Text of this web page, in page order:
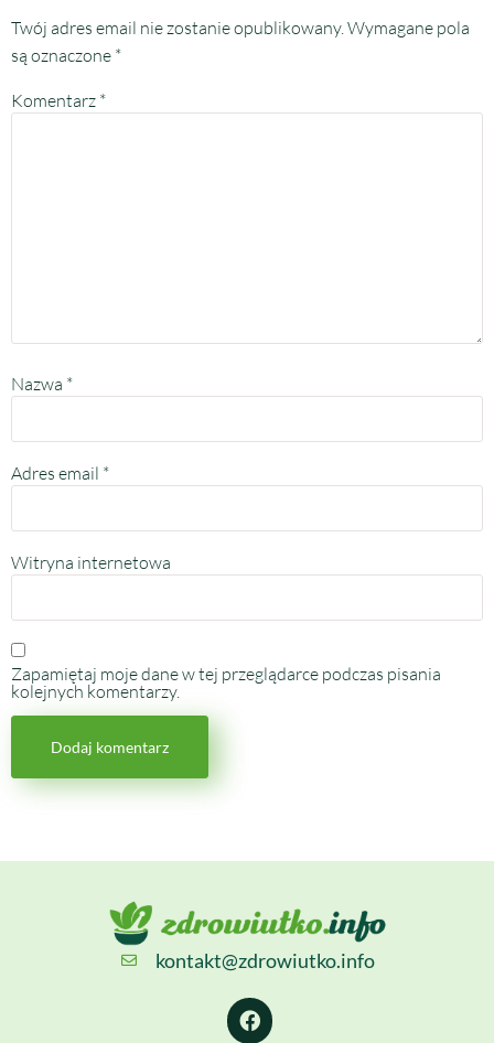
Twój adres email nie zostanie opublikowany. Wymagane pola
są oznaczone *
Komentarz *
Nazwa *
Adres email *
Witryna internetowa
Zapamiętaj moje dane w tej przeglądarce podczas pisania
kolejnych komentarzy.
kontakt@zdrowiutko.info